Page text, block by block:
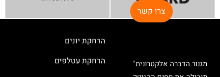
צרו קשר
מגנור הדברה אלקטרונית"
הרחקת יונים
הרחקת עטלפים